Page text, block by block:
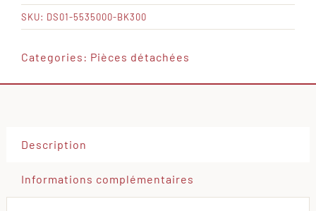
Garde-
boue
SKU: DS01-5535000-BK300
Categories: Pièces détachées
Description
Informations complémentaires